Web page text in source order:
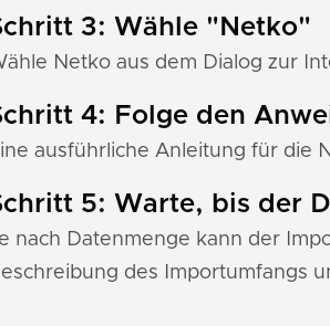
3: Wähle "Netko"
Netko aus dem Dialog zur
4: Folge den
ausführliche Anleitung für die
5: Warte, bis der
nach Datenmenge kann der
des Importumfangs